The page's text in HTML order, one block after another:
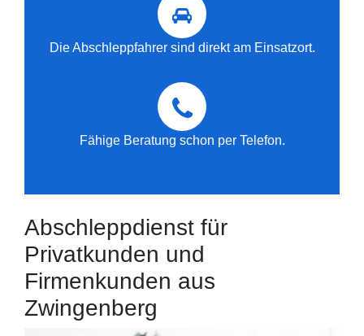
Die Abschleppfahrer sind direkt am Einsatzort.
Fähige Beratung schon per Telefon.
Abschleppdienst für
Privatkunden und
Firmenkunden aus
Zwingenberg